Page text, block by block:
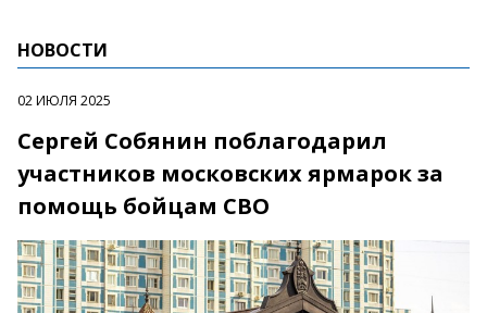
НОВОСТИ
02 ИЮЛЯ 2025
Сергей Собянин поблагодарил
участников московских ярмарок за
помощь бойцам СВО